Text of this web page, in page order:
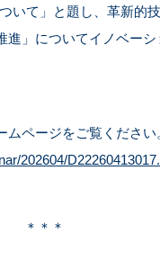
いて」と題し、革新的
」についてイノベー
ページをご覧ください
202604/
＊＊＊